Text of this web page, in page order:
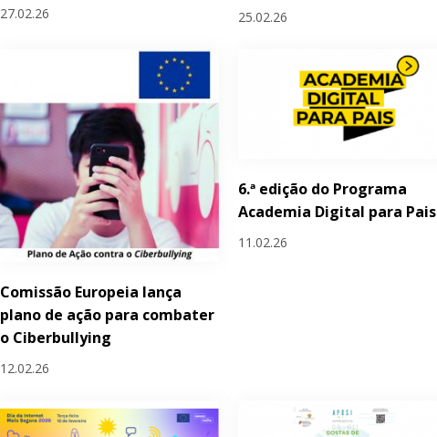
27.02.26 25.02.26
Comissão Europeia lança
plano de ação para combater
o Ciberbullying
12.02.26
6.ª edição do Programa
Academia Digital para Pais
11.02.26